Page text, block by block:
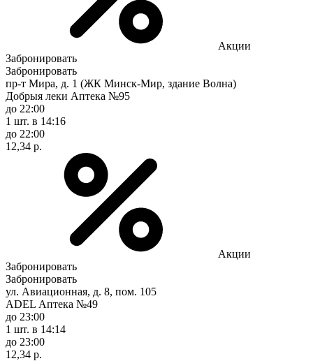
Акции
Забронировать
Забронировать
пр-т Мира, д. 1 (ЖК Минск-Мир, здание Волна)
Добрыя леки Аптека №95
до 22:00
1 шт. в 14:16
до 22:00
12,34 р.
Акции
Забронировать
Забронировать
ул. Авиационная, д. 8, пом. 105
ADEL Аптека №49
до 23:00
1 шт. в 14:14
до 23:00
12,34 р.